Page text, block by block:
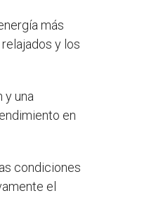
más
y los
y una
en
condiciones
el